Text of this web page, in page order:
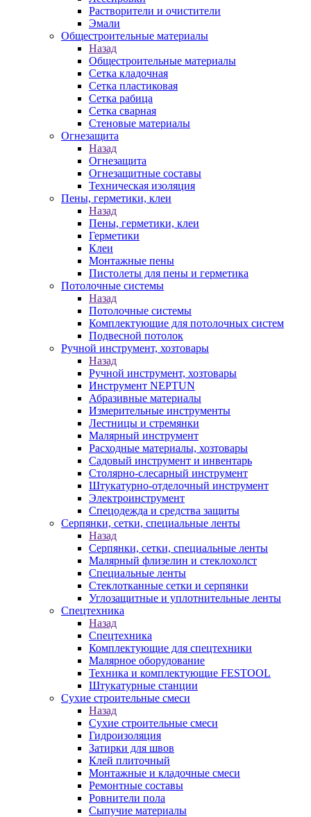
Растворители и очистители
Эмали
Общестроительные материалы
Назад
Общестроительные материалы
Сетка кладочная
Сетка пластиковая
Сетка рабица
Сетка сварная
Стеновые материалы
Огнезащита
Назад
Огнезащита
Огнезащитные составы
Техническая изоляция
Пены, герметики, клеи
Назад
Пены, герметики, клеи
Герметики
Клеи
Монтажные пены
Пистолеты для пены и герметика
Потолочные системы
Назад
Потолочные системы
Комплектующие для потолочных систем
Подвесной потолок
Ручной инструмент, хозтовары
Назад
Ручной инструмент, хозтовары
Инструмент NEPTUN
Абразивные материалы
Измерительные инструменты
Лестницы и стремянки
Малярный инструмент
Расходные материалы, хозтовары
Садовый инструмент и инвентарь
Столярно-слесарный инструмент
Штукатурно-отделочный инструмент
Электроинструмент
Спецодежда и средства защиты
Серпянки, сетки, специальные ленты
Назад
Серпянки, сетки, специальные ленты
Малярный флизелин и стеклохолст
Специальные ленты
Стеклотканные сетки и серпянки
Углозащитные и уплотнительные ленты
Спецтехника
Назад
Спецтехника
Комплектующие для спецтехники
Малярное оборудование
Техника и комплектующие FESTOOL
Штукатурные станции
Сухие строительные смеси
Назад
Сухие строительные смеси
Гидроизоляция
Затирки для швов
Клей плиточный
Монтажные и кладочные смеси
Ремонтные составы
Ровнители пола
Сыпучие материалы